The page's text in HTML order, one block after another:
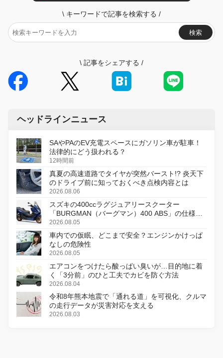
\ キーワードで記事を検索する /
検索
\ 記事をシェアする /
ヘッドラインニュース
SAやPAのEV充電スペースにガソリン車が駐車！
法律的にどう扱われる？
12時間前
真夏の高速道路でタイヤが突然バースト!? 炎天下
のドライブ前に知っておくべき点検内容とは
2026.08.06
スズキの400ccラグジュアリースクーター
「BURGMAN（バーグマン）400 ABS」の仕様を
変更し、8月18日に発売
2026.08.05
車内での仮眠、どこまで安全？エンジンかけっぱ
なしの危険性
2026.08.05
エアコンをつけたら酸っぱい臭いが…目的地に着
く「3分前」のひと工夫でカビを防ぐ方法
2026.08.04
令和8年熊本地震で「通れる道」を可視化、クルマ
の走行データが災害対応を支える
2026.08.03